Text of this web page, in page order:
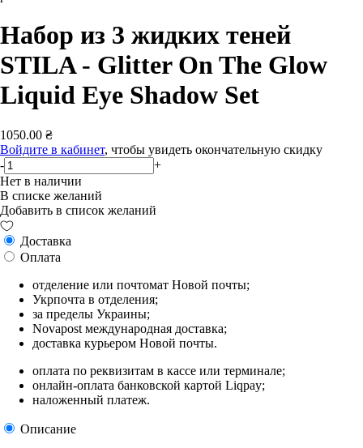
Набор из 3 жидких теней
STILA - Glitter On The Glow
Liquid Eye Shadow Set
1050.00 ₴
Войдите в кабинет, чтобы увидеть окончательную скидку
-
+
Нет в наличии
В списке желаний
Добавить в список желаний
Доставка
Оплата
отделение или почтомат Новой почты;
Укрпочта в отделения;
за пределы Украины;
Novapost международная доставка;
доставка курьером Новой почты.
оплата по реквизитам в кассе или терминале;
онлайн-оплата банковской картой Liqpay;
наложенный платеж.
Описание